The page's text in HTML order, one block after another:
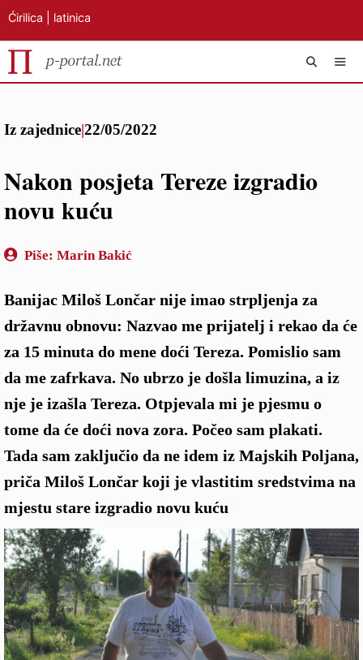
sadržaj
Ćirilica latinica
Iz zajednice|22/05/2022
Nakon posjeta Tereze izgradio
novu kuću
Piše: Marin Bakić
Banijac Miloš Lončar nije imao strpljenja za
državnu obnovu: Nazvao me prijatelj i rekao da će
za 15 minuta do mene doći Tereza. Pomislio sam
da me zafrkava. No ubrzo je došla limuzina, a iz
nje je izašla Tereza. Otpjevala mi je pjesmu o
tome da će doći nova zora. Počeo sam plakati.
Tada sam zaključio da ne idem iz Majskih Poljana,
priča Miloš Lončar koji je vlastitim sredstvima na
mjestu stare izgradio novu kuću